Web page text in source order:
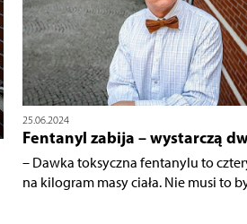
25.06.2024
Fentanyl zabija – wystarczą
– Dawka toksyczna fentanylu to
na kilogram masy ciała. Nie musi to